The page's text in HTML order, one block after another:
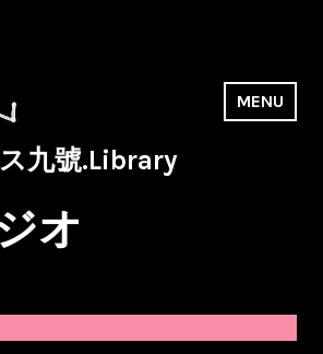
九號.Library
MENU
オ